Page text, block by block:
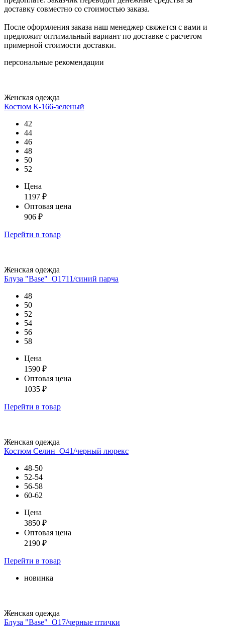
доставку совместно со стоимостью заказа.
После оформления заказа наш менеджер свяжется с вами и
предложит оптимальный вариант по доставке с расчетом
примерной стоимости доставки.
персональные рекомендации
Женская одежда
Костюм К-166-зеленый
42
44
46
48
50
52
Цена
1197 ₽
Оптовая цена
906 ₽
Перейти в товар
Женская одежда
Блуза "Base"_О1711/синий парча
48
50
52
54
56
58
Цена
1590 ₽
Оптовая цена
1035 ₽
Перейти в товар
Женская одежда
Костюм Селин_О41/черный люрекс
48-50
52-54
56-58
60-62
Цена
3850 ₽
Оптовая цена
2190 ₽
Перейти в товар
новинка
Женская одежда
Блуза "Base"_О17/черные птички